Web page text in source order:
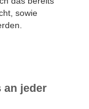
sowie
an jeder